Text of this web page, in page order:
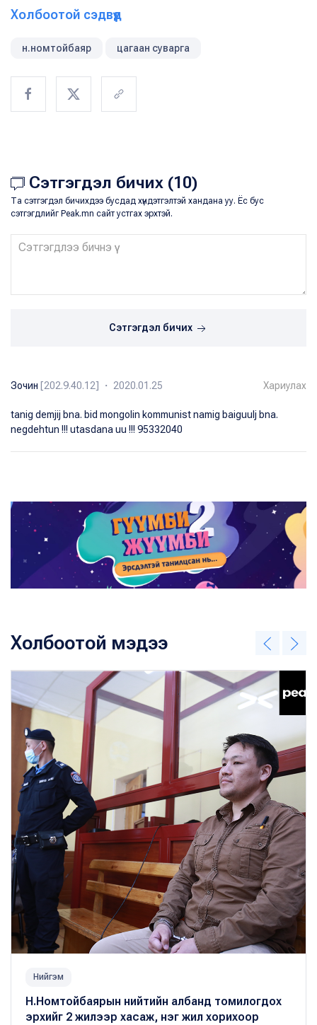
Холбоотой сэдвүүд
н.номтойбаяр цагаан суварга
Сэтгэгдэл бичих (10)
Та сэтгэгдэл бичихдээ бусдад хүндэтгэлтэй хандана уу. Ёс бус
сэтгэгдлийг Peak.mn сайт устгах эрхтэй.
Сэтгэгдэл бичих
Зочин [202.9.40.12] ・ 2020.01.25 Хариулах
tanig demjij bna. bid mongolin kommunist namig baiguulj bna.
negdehtun !!! utasdana uu !!! 95332040
Холбоотой мэдээ
Нийгэм
Н.Номтойбаярын нийтийн албанд томилогдох
эрхийг 2 жилээр хасаж, нэг жил хорихоор